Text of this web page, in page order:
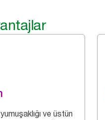
ve üstün